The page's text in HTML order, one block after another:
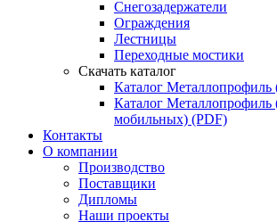
Снегозадержатели
Ограждения
Лестницы
Переходные мостики
Скачать каталог
Каталог Металлопрофиль
Каталог Металлопрофиль
мобильных) (PDF)
Контакты
О компании
Производство
Поставщики
Дипломы
Наши проекты